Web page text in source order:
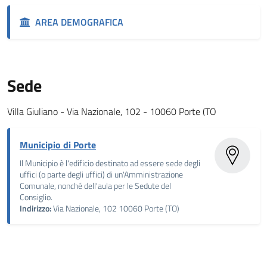
AREA DEMOGRAFICA
Sede
Villa Giuliano - Via Nazionale, 102 - 10060 Porte (TO
Municipio di Porte
Il Municipio è l'edificio destinato ad essere sede degli
uffici (o parte degli uffici) di un'Amministrazione
Comunale, nonché dell'aula per le Sedute del
Consiglio.
Indirizzo:Via Nazionale, 102 10060 Porte (TO)